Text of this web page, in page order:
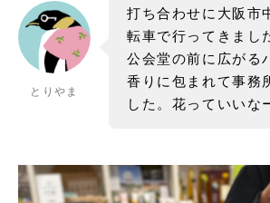
とりやま
打ち合わせに大阪市
転車で行ってきまし
公会堂の前に広がる
香りに包まれて事務
した。花っていいな